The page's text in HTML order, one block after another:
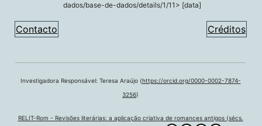
dados/base-de-dados/details/1/11> [data]
Contacto Créditos
Investigadora Responsável: Teresa Araújo (https://orcid.org/0000-0002-7874-
3256)
RELIT-Rom - Revisões literárias: a aplicação criativa de romances antigos (sécs.